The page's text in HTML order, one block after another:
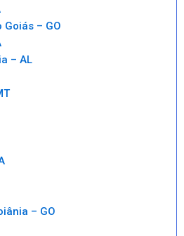
– GO
– AL
– GO